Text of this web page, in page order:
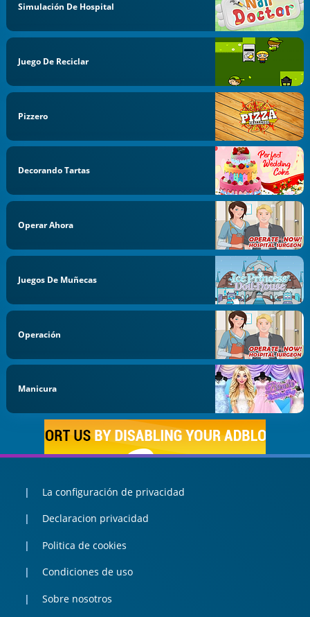
Simulación De Hospital
Juego De Reciclar
Pizzero
Decorando Tartas
Operar Ahora
Juegos De Muñecas
Operación
Manicura
La configuración de privacidad
Declaracion privacidad
Politica de cookies
Condiciones de uso
Sobre nosotros